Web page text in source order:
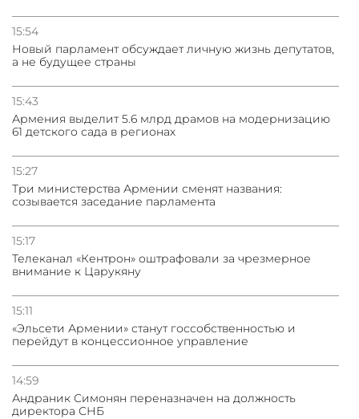
15:54
Новый парламент обсуждает личную жизнь депутатов,
а не будущее страны
15:43
Армения выделит 5.6 млрд драмов на модернизацию
61 детского сада в регионах
15:27
Три министерства Армении сменят названия:
созывается заседание парламента
15:17
Телеканал «Кентрон» оштрафовали за чрезмерное
внимание к Царукяну
15:11
«Эльсети Армении» станут госсобственностью и
перейдут в концессионное управление
14:59
Андраник Симонян переназначен на должность
директора СНБ